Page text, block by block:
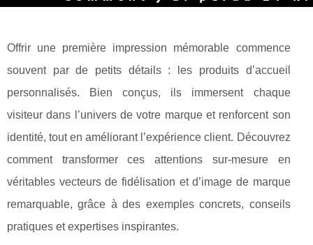
Offrir une première impression mémorable commence
souvent par de petits détails : les produits d’accueil
personnalisés. Bien conçus, ils immersent chaque
visiteur dans l’univers de votre marque et renforcent son
identité, tout en améliorant l’expérience client. Découvrez
comment transformer ces attentions sur-mesure en
véritables vecteurs de fidélisation et d’image de marque
remarquable, grâce à des exemples concrets, conseils
pratiques et expertises inspirantes.